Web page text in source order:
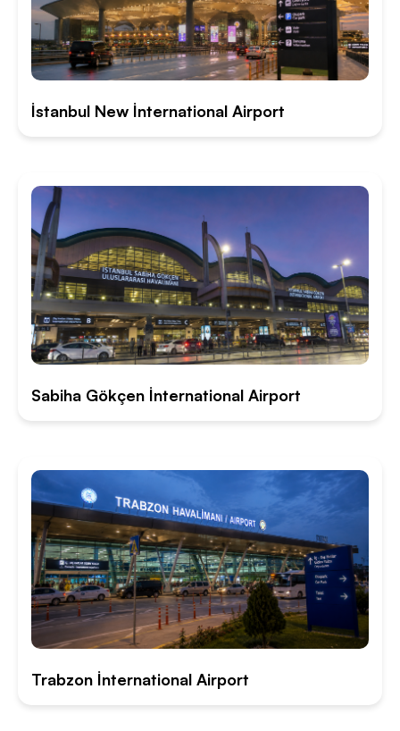
İstanbul New İnternational Airport
Sabiha Gökçen İnternational Airport
Trabzon İnternational Airport